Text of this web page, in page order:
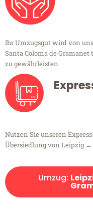
Ihr Umzugsgut wird von
Santa Coloma de
zu gewährleisten.
Nutzen Sie unseren
Übersiedlung von Leipzig →
Umzug: